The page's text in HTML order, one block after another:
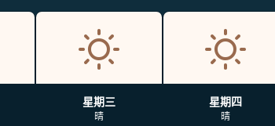
星期三
晴
星期四
晴